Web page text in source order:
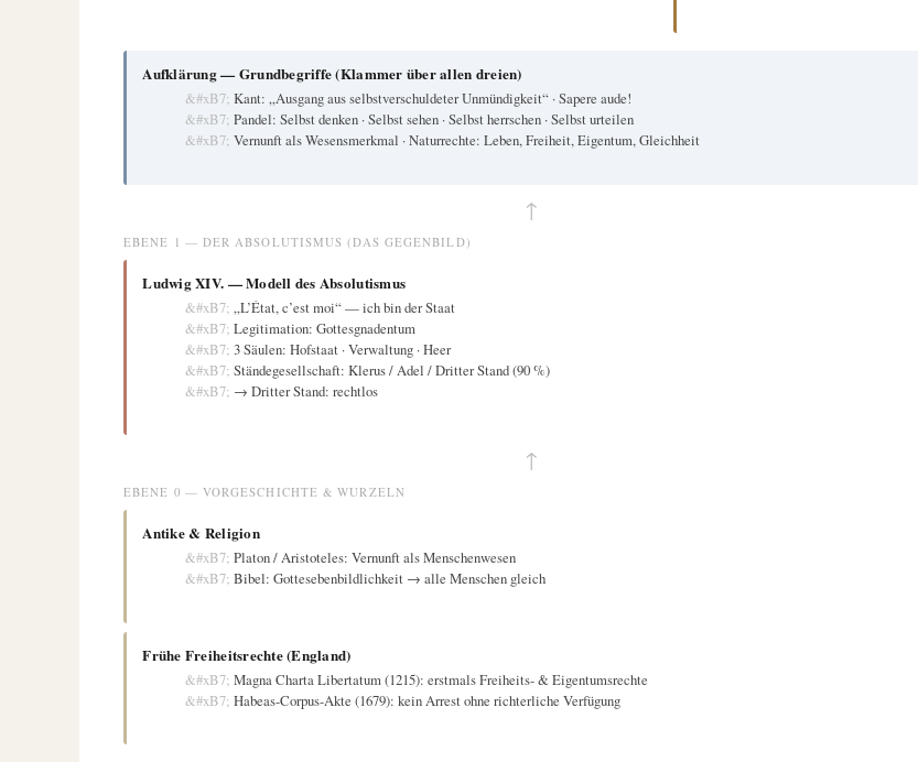
Aufklärung — Grundbegriffe (Klammer über allen dreien)
Kant: „Ausgang aus selbstverschuldeter Unmündigkeit“ · Sapere aude!
Pandel: Selbst denken · Selbst sehen · Selbst herrschen · Selbst urteilen
Vernunft als Wesensmerkmal · Naturrechte: Leben, Freiheit, Eigentum, Gleichheit
↑
EBENE 1 — DER ABSOLUTISMUS (DAS GEGENBILD)
Ludwig XIV. — Modell des Absolutismus
„L’État, c’est moi“ — ich bin der Staat
Legitimation: Gottesgnadentum
3 Säulen: Hofstaat · Verwaltung · Heer
Ständegesellschaft: Klerus / Adel / Dritter Stand (90 %)
→ Dritter Stand: rechtlos
↑
EBENE 0 — VORGESCHICHTE & WURZELN
Antike & Religion
Platon / Aristoteles: Vernunft als Menschenwesen
Bibel: Gottesebenbildlichkeit → alle Menschen gleich
Frühe Freiheitsrechte (England)
Magna Charta Libertatum (1215): erstmals Freiheits- & Eigentumsrechte
Habeas-Corpus-Akte (1679): kein Arrest ohne richterliche Verfügung